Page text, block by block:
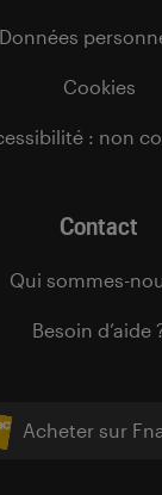
Acheter sur
Données
Cookies
: non
Contact
Qui sommes-
Besoin d’aide